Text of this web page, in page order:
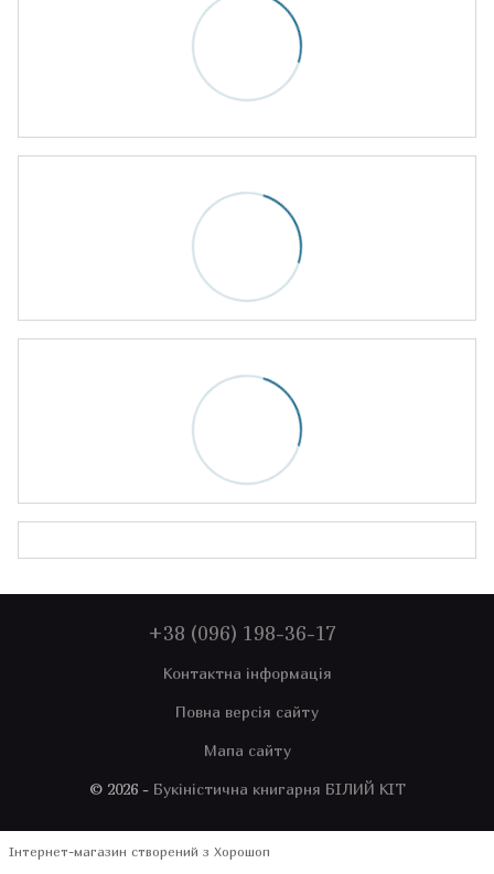
+38 (096) 198-36-17
Контактна інформація
Повна версія сайту
Мапа сайту
© 2026 - Букіністична книгарня БІЛИЙ КІТ
Інтернет-магазин створений з Хорошоп